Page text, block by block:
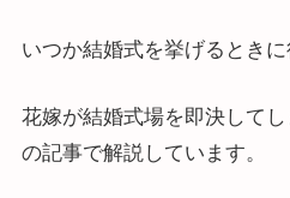
いつか結婚式を挙げるときに
花嫁が結婚式場を即決して
の記事で解説しています。